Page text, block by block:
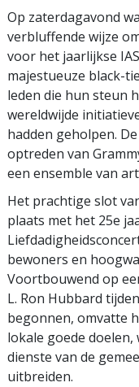
Op zaterdagavond
verbluffende wijze
voor het jaarlijkse
majestueuze black-
leden die hun steun
wereldwijde
hadden geholpen.
optreden van
een ensemble van
Het prachtige slot
plaats met het 25e
bewoners en
Voortbouwend op
L. Ron Hubbard
begonnen, omvatte
lokale goede
dienste van de
uitbreiden.